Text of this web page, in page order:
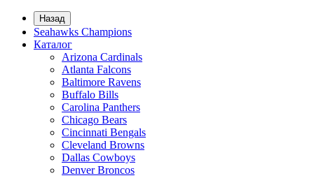
Назад
Seahawks Champions
Каталог
Arizona Cardinals
Atlanta Falcons
Baltimore Ravens
Buffalo Bills
Carolina Panthers
Chicago Bears
Cincinnati Bengals
Cleveland Browns
Dallas Cowboys
Denver Broncos